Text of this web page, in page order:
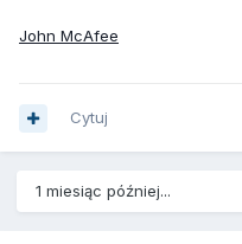
John McAfee
Cytuj
1 miesiąc później...